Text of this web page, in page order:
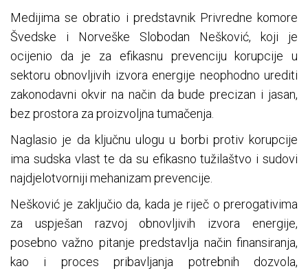
Medijima se obratio i predstavnik Privredne komore
Švedske i Norveške Slobodan Nešković, koji je
ocijenio da je za efikasnu prevenciju korupcije u
sektoru obnovljivih izvora energije neophodno urediti
zakonodavni okvir na način da bude precizan i jasan,
bez prostora za proizvoljna tumačenja.
Naglasio je da ključnu ulogu u borbi protiv korupcije
ima sudska vlast te da su efikasno tužilaštvo i sudovi
najdjelotvorniji mehanizam prevencije.
Nešković je zaključio da, kada je riječ o prerogativima
za uspješan razvoj obnovljivih izvora energije,
posebno važno pitanje predstavlja način finansiranja,
kao i proces pribavljanja potrebnih dozvola,